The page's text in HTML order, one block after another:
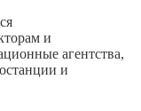
и
агентства,
и